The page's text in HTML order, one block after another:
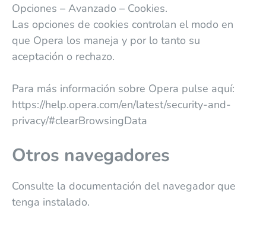
Opciones – Avanzado – Cookies.
Las opciones de cookies controlan el modo en
que Opera los maneja y por lo tanto su
aceptación o rechazo.
Para más información sobre Opera pulse aquí:
https://help.opera.com/en/latest/security-and-
privacy/#clearBrowsingData
Otros navegadores
Consulte la documentación del navegador que
tenga instalado.